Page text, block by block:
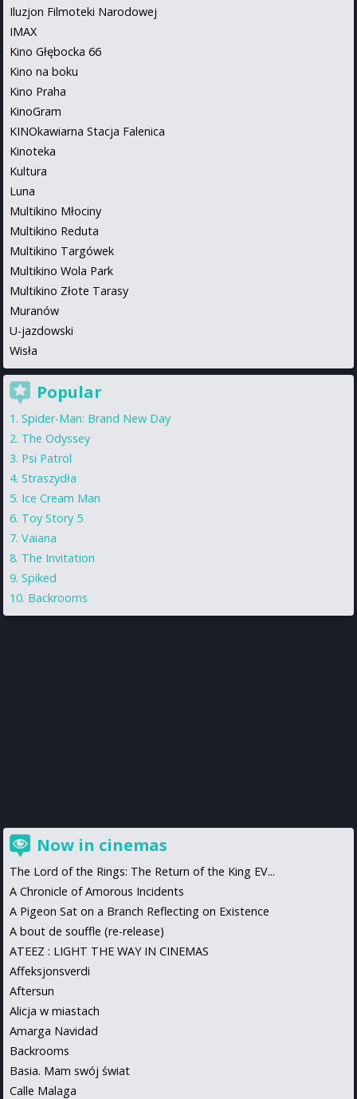
Iluzjon Filmoteki Narodowej
IMAX
Kino Głębocka 66
Kino na boku
Kino Praha
KinoGram
KINOkawiarna Stacja Falenica
Kinoteka
Kultura
Luna
Multikino Młociny
Multikino Reduta
Multikino Targówek
Multikino Wola Park
Multikino Złote Tarasy
Muranów
U-jazdowski
Wisła
Popular
Spider-Man: Brand New Day
The Odyssey
Psi Patrol
Straszydła
Ice Cream Man
Toy Story 5
Vaiana
The Invitation
Spiked
Backrooms
Now in cinemas
The Lord of the Rings: The Return of the King EV...
A Chronicle of Amorous Incidents
A Pigeon Sat on a Branch Reflecting on Existence
A bout de souffle (re-release)
ATEEZ : LIGHT THE WAY IN CINEMAS
Affeksjonsverdi
Aftersun
Alicja w miastach
Amarga Navidad
Backrooms
Basia. Mam swój świat
Calle Malaga